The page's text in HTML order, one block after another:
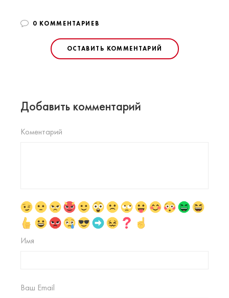
0 КОММЕНТАРИЕВ
ОСТАВИТЬ КОММЕНТАРИЙ
Добавить комментарий
Коментарий
Имя
Ваш Email